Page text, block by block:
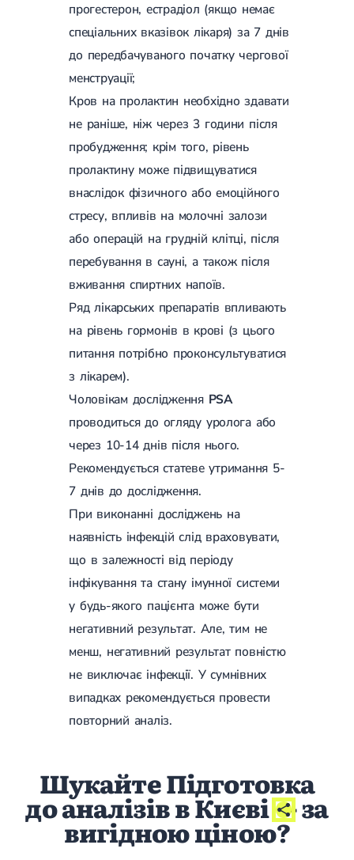
прогестерон, естрадіол (якщо немає
спеціальних вказівок лікаря) за 7 днів
до передбачуваного початку чергової
менструації;
Кров на пролактин необхідно здавати
не раніше, ніж через 3 години після
пробудження; крім того, рівень
пролактину може підвищуватися
внаслідок фізичного або емоційного
стресу, впливів на молочні залози
або операцій на грудній клітці, після
перебування в сауні, а також після
вживання спиртних напоїв.
Ряд лікарських препаратів впливають
на рівень гормонів в крові (з цього
питання потрібно проконсультуватися
з лікарем).
Чоловікам дослідження PSA
проводиться до огляду уролога або
через 10-14 днів після нього.
Рекомендується статеве утримання 5-
7 днів до дослідження.
При виконанні досліджень на
наявність інфекцій слід враховувати,
що в залежності від періоду
інфікування та стану імунної системи
у будь-якого пацієнта може бути
негативний результат. Але, тим не
менш, негативний результат повністю
не виключає інфекції. У сумнівних
випадках рекомендується провести
повторний аналіз.
Шукайте Підготовка
до аналізів в Києві - за
вигідною ціною?